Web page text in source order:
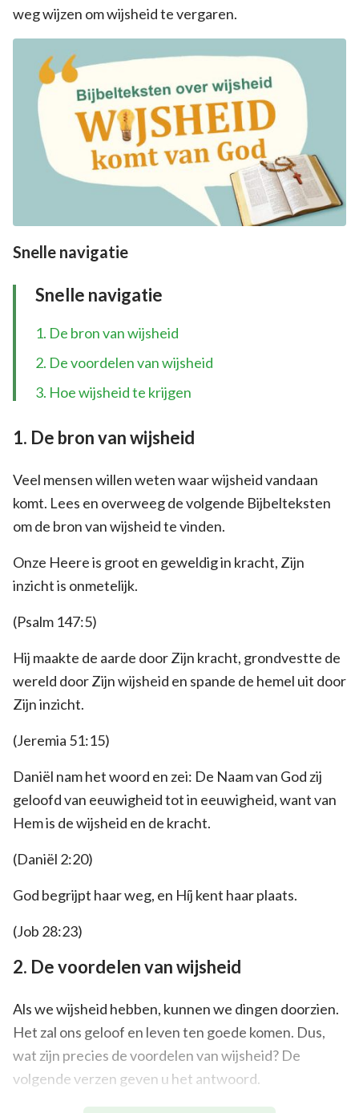
weg wijzen om wijsheid te vergaren.
Snelle navigatie
Snelle navigatie
1. De bron van wijsheid
2. De voordelen van wijsheid
3. Hoe wijsheid te krijgen
1. De bron van wijsheid
Veel mensen willen weten waar wijsheid vandaan
komt. Lees en overweeg de volgende Bijbelteksten
om de bron van wijsheid te vinden.
Onze Heere is groot en geweldig in kracht, Zijn
inzicht is onmetelijk.
(Psalm 147:5)
Hij maakte de aarde door Zijn kracht, grondvestte de
wereld door Zijn wijsheid en spande de hemel uit door
Zijn inzicht.
(Jeremia 51:15)
Daniël nam het woord en zei: De Naam van God zij
geloofd van eeuwigheid tot in eeuwigheid, want van
Hem is de wijsheid en de kracht.
(Daniël 2:20)
God begrijpt haar weg, en Híj kent haar plaats.
(Job 28:23)
2. De voordelen van wijsheid
Als we wijsheid hebben, kunnen we dingen doorzien.
Het zal ons geloof en leven ten goede komen. Dus,
wat zijn precies de voordelen van wijsheid? De
volgende verzen geven u het antwoord.